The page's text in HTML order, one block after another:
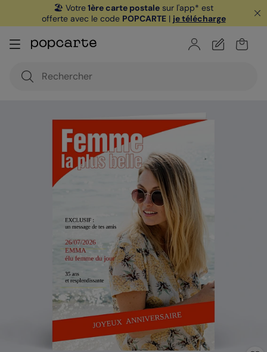
🏖️ Votre1ère carte postale sur l'app* est
offerte avec le code POPCARTE| je télécharge